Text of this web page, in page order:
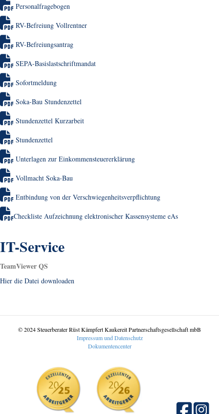
Personalfragebogen
RV-Befreiung Vollrentner
RV-Befreiungsantrag
SEPA-Basislastschriftmandat
Sofortmeldung
Soka-Bau Stundenzettel
Stundenzettel Kurzarbeit
Stundenzettel
Unterlagen zur Einkommensteuererklärung
Vollmacht Soka-Bau
Entbindung von der Verschwiegenheitsverpflichtung
Checkliste Aufzeichnung elektronischer Kassensysteme eAs
IT-Service
TeamViewer QS
Hier die Datei downloaden
© 2024 Steuerberater Rüst Kämpfert Kaukereit Partnerschaftsgesellschaft mbB
Impressum und Datenschutz
Dokumentencenter